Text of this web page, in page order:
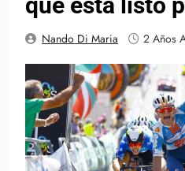
Nando Di Maria 2 Años